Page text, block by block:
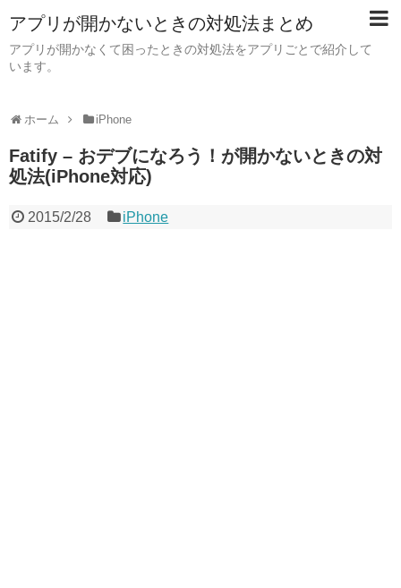
アプリが開かないときの対処法まとめ
アプリが開かなくて困ったときの対処法をアプリごとで紹介して
います。
ホーム iPhone
Fatify – おデブになろう！が開かないときの対
処法(iPhone対応)
2015/2/28 iPhone